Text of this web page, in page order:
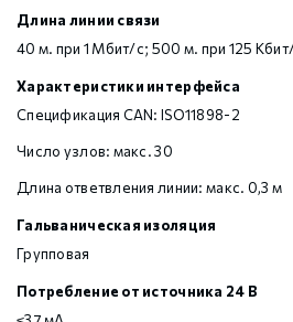
Длина линии связи
40 м. при 1 Мбит/с; 500 м. при 125
Характеристики интерфейса
Спецификация CAN: ISO11898-2
Число узлов: макс. 30
Длина ответвления линии: макс. 0,3 м
Гальваническая изоляция
Групповая
Потребление от источника 24 В